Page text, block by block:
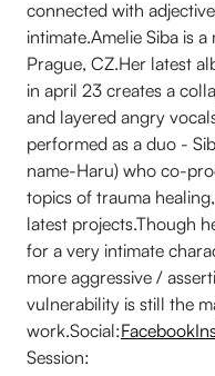
connected with
intimate.Amelie Siba is
Prague, CZ.Her latest
in april 23 creates a
and layered angry
performed as a duo -
name-Haru) who co-
topics of trauma
latest projects.Though
for a very intimate
more aggressive /
vulnerability is still the
work.Social:Facebook
Session: